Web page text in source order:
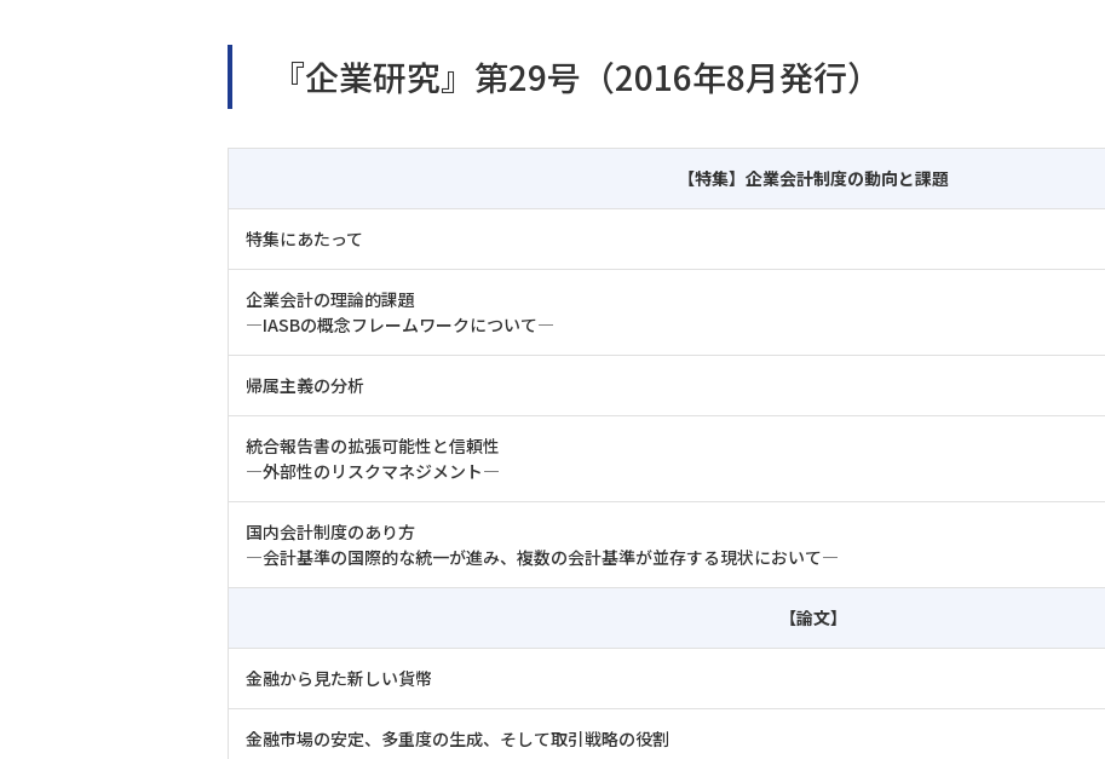
『企業研究』第29号（2016年8月発行）
【特集】企業会計制度の動向と課題
特集にあたって
企業会計の理論的課題
―IASBの概念フレームワークについて―
帰属主義の分析
統合報告書の拡張可能性と信頼性
―外部性のリスクマネジメント―
国内会計制度のあり方
―会計基準の国際的な統一が進み、複数の会計基準が並存する現状において―
【論文】
金融から見た新しい貨幣
金融市場の安定、多重度の生成、そして取引戦略の役割